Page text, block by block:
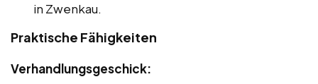
in Zwenkau.
Praktische Fähigkeiten
Verhandlungsgeschick: